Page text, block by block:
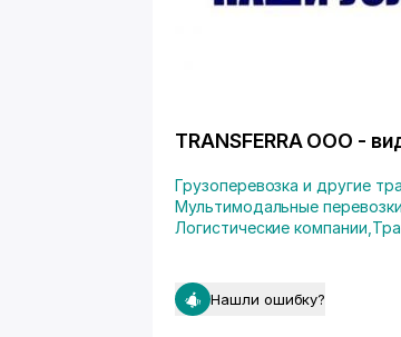
TRANSFERRA ООО -
Грузоперевозка и другие
Мультимодальные перевозки
Логистические компании
Нашли ошибку?